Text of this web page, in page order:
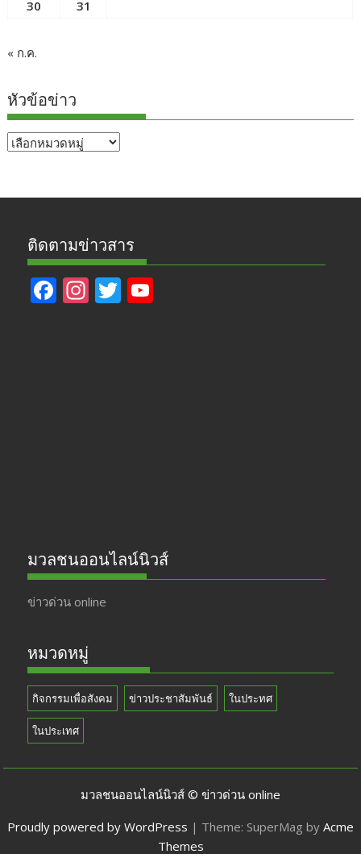
30
31
« ก.ค.
หัวข้อข่าว
หัวข้อ
ติดตามข่าวสาร
F In T
มวลชนออนไลน์นิวส์
ข่าวด่วน online
หมวดหมู่
กิจกรรมเพื่อสังคม ข่าวประชาสัมพันธ์ ในประทศ
ในประเทศ
มวลชนออนไลน์นิวส์ © ข่าวด่วน online
Proudly powered by WordPress | Theme: SuperMag by Acme
Themes